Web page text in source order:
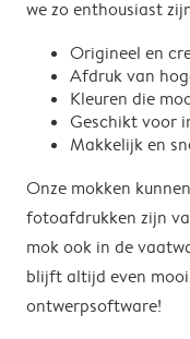
we zo enthousiast
Origineel en
Afdruk van
Kleuren die
Geschikt voor
Makkelijk en
Onze mokken
fotoafdrukken zijn
mok ook in de
blijft altijd even
ontwerpsoftware!